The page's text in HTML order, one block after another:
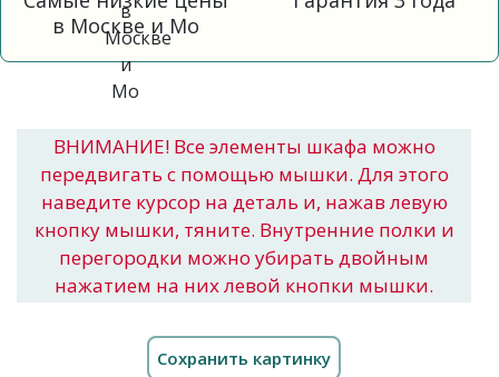
в Москве и Мо
ВНИМАНИЕ! Все элементы шкафа можно
передвигать с помощью мышки. Для этого
наведите курсор на деталь и, нажав левую
кнопку мышки, тяните. Внутренние полки и
перегородки можно убирать двойным
нажатием на них левой кнопки мышки.